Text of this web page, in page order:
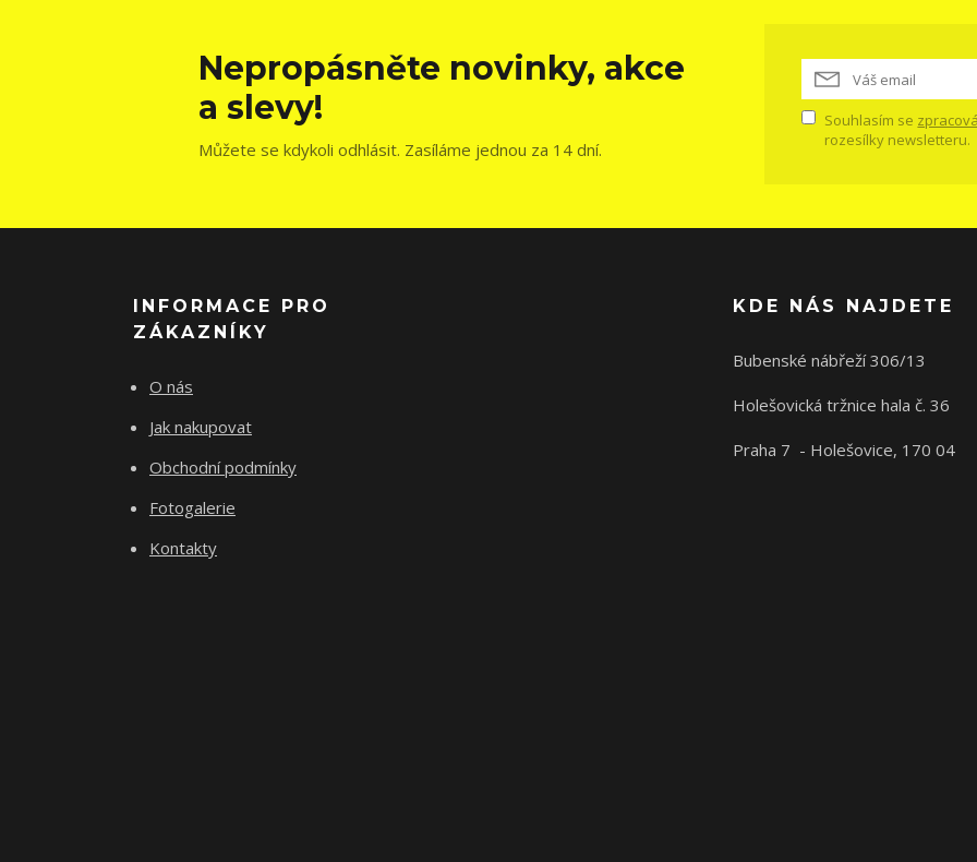
Nepropásněte novinky, akce
a slevy!
Můžete se kdykoli odhlásit. Zasíláme jednou za 14 dní.
Souhlasím se
rozesílky newsletteru.
INFORMACE PRO
ZÁKAZNÍKY
O nás
Jak nakupovat
Obchodní podmínky
Fotogalerie
Kontakty
KDE NÁS NAJDETE
Bubenské nábřeží 306/13
Holešovická tržnice hala č. 36
Praha 7 - Holešovice, 170 04